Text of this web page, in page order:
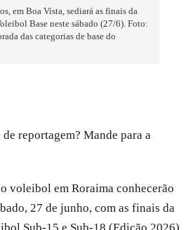
em Boa Vista, sediará as finais da
Base neste sábado (27/6). Foto:
das categorias de base do
reportagem? Mande para a
voleibol em Roraima conhecerão
27 de junho, com as finais da
Sub-15 e Sub-18 (Edição 2026).